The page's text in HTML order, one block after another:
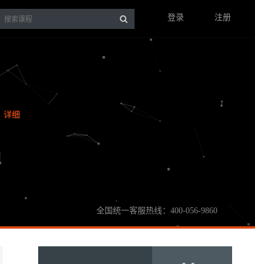
登录 注册
详细
全国统一客服热线：400-056-9860